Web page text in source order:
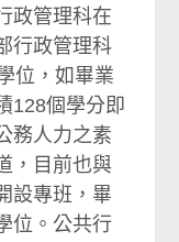
政管理科在
行政管理科
位，如畢業
128個學分即
務人力之素
，目前也與
設專班，畢
位。公共行